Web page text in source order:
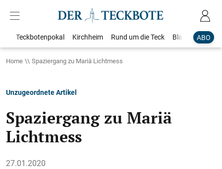
ABO
Teckbotenpokal Kirchheim Rund um die Teck Blaulicht
Home Spaziergang zu Mariä Lichtmess
Unzugeordnete Artikel
Spaziergang zu Mariä
Lichtmess
27.01.2020